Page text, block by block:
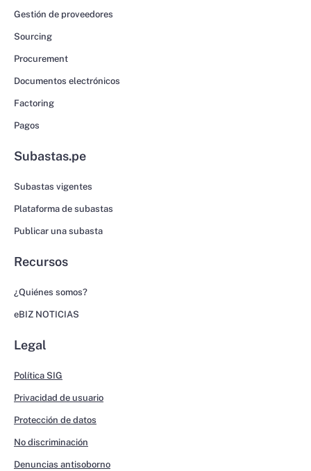
Gestión de proveedores
Sourcing
Procurement
Documentos electrónicos
Factoring
Pagos
Subastas.pe
Subastas vigentes
Plataforma de subastas
Publicar una subasta
Recursos
¿Quiénes somos?
eBIZ NOTICIAS
Legal
Política SIG
Privacidad de usuario
Protección de datos
No discriminación
Denuncias antisoborno